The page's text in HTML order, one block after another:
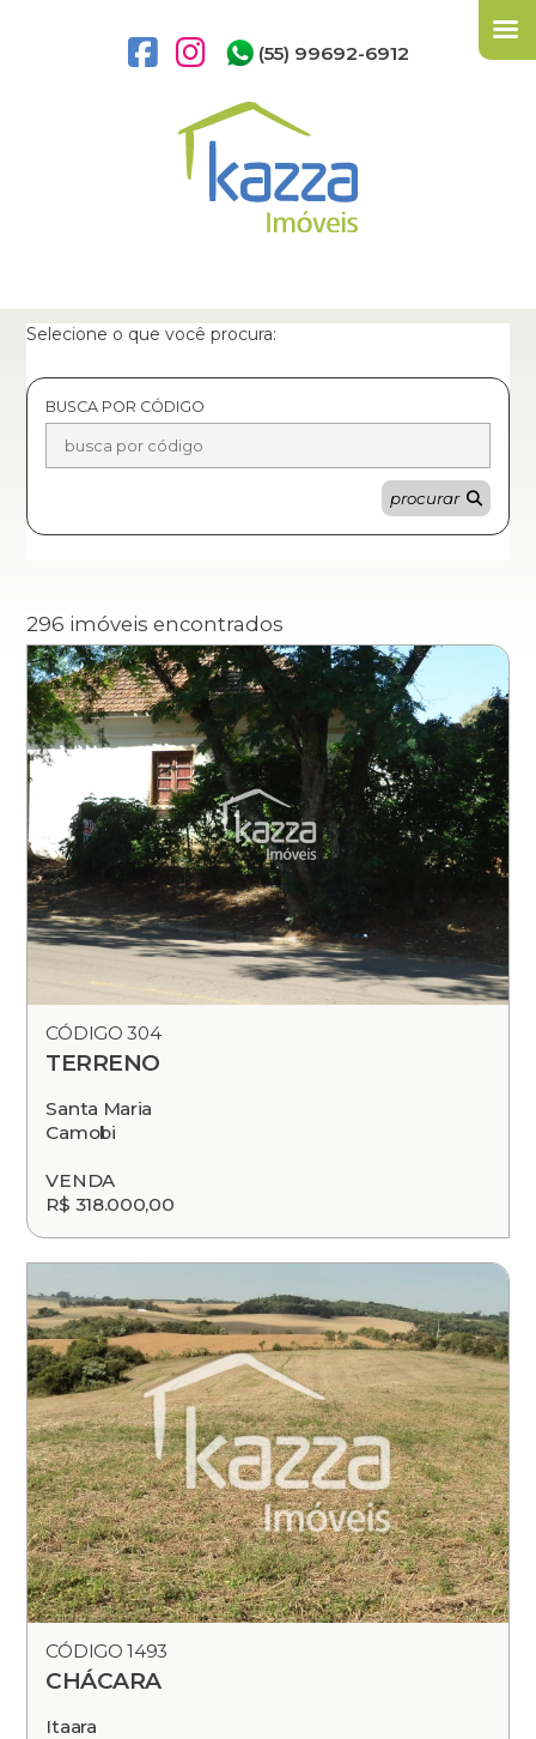
(55) 99692-6912
Selecione o que você procura:
BUSCA POR CÓDIGO
procurar
296 imóveis encontrados
CÓDIGO 304
TERRENO
Santa Maria
Camobi
VENDA
R$ 318.000,00
CÓDIGO 1493
CHÁCARA
Itaara